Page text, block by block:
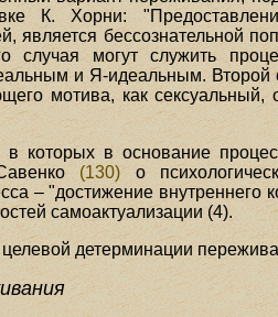
К. Хорни:
является бессознательной
случая могут служить
и Я-идеальным. Второй
мотива, как сексуальный,
которых в основание
(130)о
– "достижение
самоактуализации (4).
детерминации